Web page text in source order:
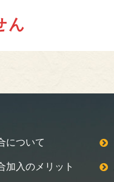
ん
について
加入のメリット